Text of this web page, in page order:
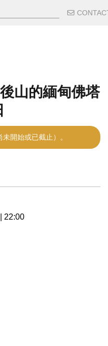
輔助
山的緬甸佛塔
開始或已截止）。
22:00